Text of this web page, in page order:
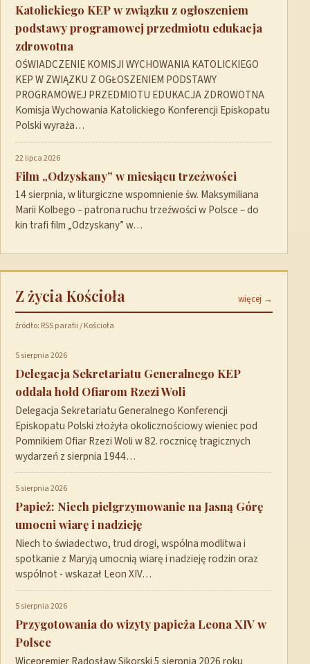
Katolickiego KEP w związku z ogłoszeniem
podstawy programowej przedmiotu edukacja
zdrowotna
OŚWIADCZENIE KOMISJI WYCHOWANIA KATOLICKIEGO
KEP W ZWIĄZKU Z OGŁOSZENIEM PODSTAWY
PROGRAMOWEJ PRZEDMIOTU EDUKACJA ZDROWOTNA
Komisja Wychowania Katolickiego Konferencji Episkopatu
Polski wyraża…
22 lipca 2026
Film „Odzyskany” w miesiącu trzeźwości
14 sierpnia, w liturgiczne wspomnienie św. Maksymiliana
Marii Kolbego – patrona ruchu trzeźwości w Polsce – do
kin trafi film „Odzyskany” w…
Z życia Kościoła więcej →
źródło: RSS parafii / Kościoła
5 sierpnia 2026
Delegacja Sekretariatu Generalnego KEP
oddała hołd Ofiarom Rzezi Woli
Delegacja Sekretariatu Generalnego Konferencji
Episkopatu Polski złożyła okolicznościowy wieniec pod
Pomnikiem Ofiar Rzezi Woli w 82. rocznicę tragicznych
wydarzeń z sierpnia 1944…
5 sierpnia 2026
Papież: Niech pielgrzymowanie na Jasną Górę
umocni wiarę i nadzieję
Niech to świadectwo, trud drogi, wspólna modlitwa i
spotkanie z Maryją umocnią wiarę i nadzieję rodzin oraz
wspólnot - wskazał Leon XIV…
5 sierpnia 2026
Przygotowania do wizyty papieża Leona XIV w
Polsce
Wicepremier Radosław Sikorski 5 sierpnia 2026 roku